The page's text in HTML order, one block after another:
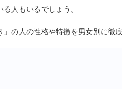
人もいるでしょう。
」の人の性格や特徴を男女別に徹